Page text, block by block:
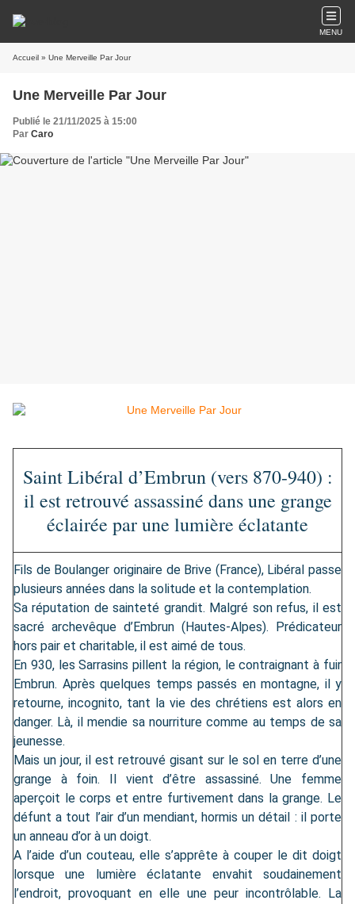
MENU
Accueil » Une Merveille Par Jour
Une Merveille Par Jour
Publié le 21/11/2025 à 15:00
Par Caro
Saint Libéral d’Embrun (vers 870-940) :
il est retrouvé assassiné dans une grange
éclairée par une lumière éclatante
Fils de Boulanger originaire de Brive (France), Libéral passe
plusieurs années dans la solitude et la contemplation.
Sa réputation de sainteté grandit. Malgré son refus, il est
sacré archevêque d’Embrun (Hautes-Alpes). Prédicateur
hors pair et charitable, il est aimé de tous.
En 930, les Sarrasins pillent la région, le contraignant à fuir
Embrun. Après quelques temps passés en montagne, il y
retourne, incognito, tant la vie des chrétiens est alors en
danger. Là, il mendie sa nourriture comme au temps de sa
jeunesse.
Mais un jour, il est retrouvé gisant sur le sol en terre d’une
grange à foin. Il vient d’être assassiné. Une femme
aperçoit le corps et entre furtivement dans la grange. Le
défunt a tout l’air d’un mendiant, hormis un détail : il porte
un anneau d’or à un doigt.
A l’aide d’un couteau, elle s’apprête à couper le dit doigt
lorsque une lumière éclatante envahit soudainement
l’endroit, provoquant en elle une peur incontrôlable. La